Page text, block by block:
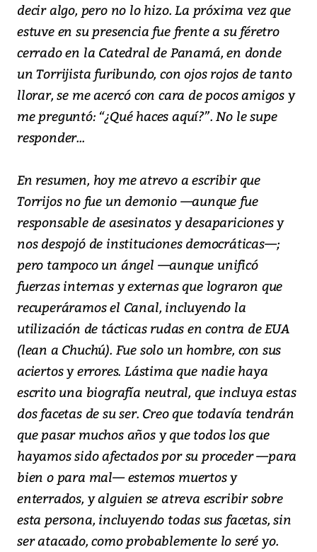
decir algo, pero no lo hizo. La próxima vez que
estuve en su presencia fue frente a su féretro
cerrado en la Catedral de Panamá, en donde
un Torrijista furibundo, con ojos rojos de tanto
llorar, se me acercó con cara de pocos amigos y
me preguntó: “¿Qué haces aquí?”. No le supe
responder...
En resumen, hoy me atrevo a escribir que
Torrijos no fue un demonio —aunque fue
responsable de asesinatos y desapariciones y
nos despojó de instituciones democráticas—;
pero tampoco un ángel —aunque unificó
fuerzas internas y externas que lograron que
recuperáramos el Canal, incluyendo la
utilización de tácticas rudas en contra de EUA
(lean a Chuchú). Fue solo un hombre, con sus
aciertos y errores. Lástima que nadie haya
escrito una biografía neutral, que incluya estas
dos facetas de su ser. Creo que todavía tendrán
que pasar muchos años y que todos los que
hayamos sido afectados por su proceder —para
bien o para mal— estemos muertos y
enterrados, y alguien se atreva escribir sobre
esta persona, incluyendo todas sus facetas, sin
ser atacado, como probablemente lo seré yo.